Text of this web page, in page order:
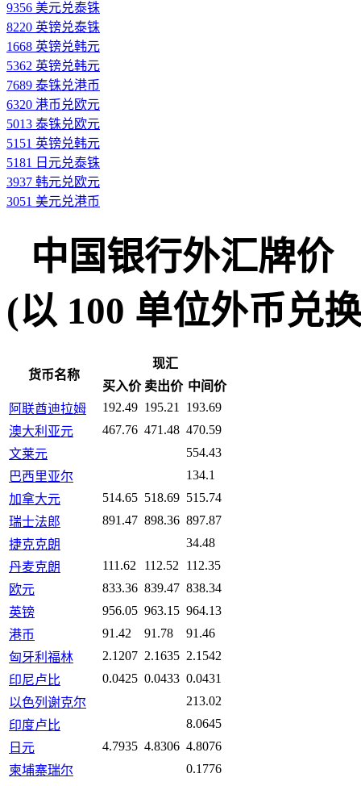
9356 美元兑泰铢
8220 英镑兑泰铢
1668 英镑兑韩元
5362 英镑兑韩元
7689 泰铢兑港币
6320 港币兑欧元
5013 泰铢兑欧元
5151 英镑兑韩元
5181 日元兑泰铢
3937 韩元兑欧元
3051 美元兑港币
中国银行外汇牌价
(以 100 单位外币兑
货币名称
现汇
买入价 卖出价 中间价
阿联酋迪拉姆
192.49 195.21
193.69
澳大利亚元
467.76 471.48 470.59
文莱元
554.43
巴西里亚尔
134.1
加拿大元
514.65 518.69 515.74
瑞士法郎
891.47 898.36 897.87
捷克克朗
34.48
丹麦克朗
111.62 112.52
112.35
欧元
833.36 839.47 838.34
英镑
956.05 963.15 964.13
港币
91.42 91.78
91.46
匈牙利福林
2.1207 2.1635 2.1542
印尼卢比
0.0425 0.0433 0.0431
以色列谢克尔
213.02
印度卢比
8.0645
日元
4.7935 4.8306 4.8076
柬埔寨瑞尔
0.1776